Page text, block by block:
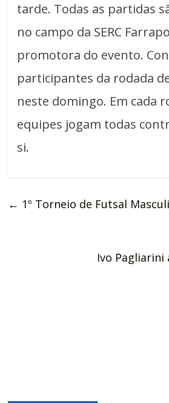
tarde. Todas as partidas
no campo da SERC
promotora do evento.
participantes da rodada
neste domingo. Em cada
equipes jogam todas
si.
← 1º Torneio de Futsal
Ivo Pagliarini